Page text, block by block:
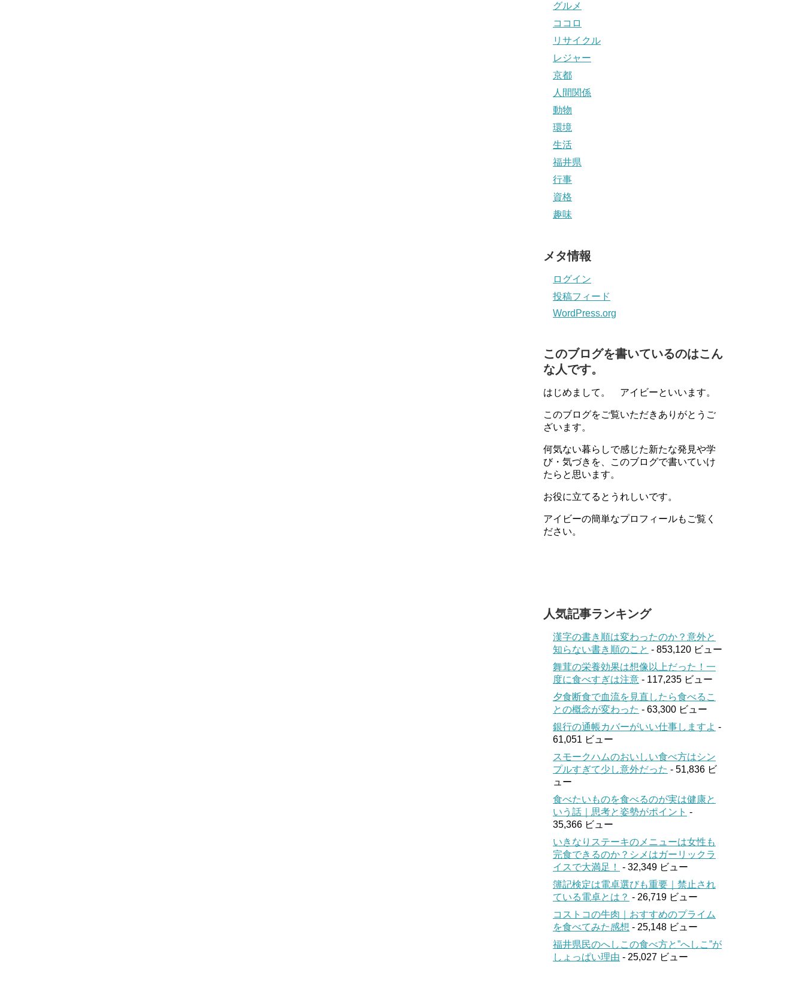
グルメ
ココロ
リサイクル
レジャー
京都
人間関係
動物
環境
生活
福井県
行事
資格
趣味
メタ情報
ログイン
投稿フィード
WordPress.org
このブログを書いているのはこん
な人です。
はじめまして。 アイビーといいます。
このブログをご覧いただきありがとうご
ざいます。
何気ない暮らしで感じた新たな発見や学
び・気づきを、このブログで書いていけ
たらと思います。
お役に立てるとうれしいです。
アイビーの簡単なプロフィールもご覧く
ださい。
人気記事ランキング
漢字の書き順は変わったのか？意外と
知らない書き順のこと - 853,120 ビュー
舞茸の栄養効果は想像以上だった！一
度に食べすぎは注意 - 117,235 ビュー
夕食断食で血流を見直したら食べるこ
との概念が変わった - 63,300 ビュー
銀行の通帳カバーがいい仕事しますよ -
61,051 ビュー
スモークハムのおいしい食べ方はシン
プルすぎて少し意外だった - 51,836 ビ
ュー
食べたいものを食べるのが実は健康と
いう話｜思考と姿勢がポイント -
35,366 ビュー
いきなりステーキのメニューは女性も
完食できるのか？シメはガーリックラ
イスで大満足！
- 32,349 ビュー
簿記検定は電卓選びも重要｜禁止され
ている電卓とは？ - 26,719 ビュー
コストコの牛肉｜おすすめのプライム
を食べてみた感想 - 25,148 ビュー
福井県民のへしこの食べ方と”へしこ”が
しょっぱい理由 - 25,027 ビュー